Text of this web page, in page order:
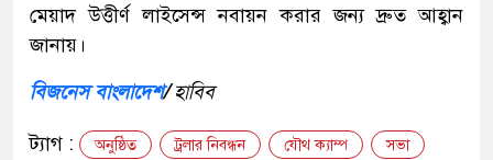
মেয়াদ উত্তীর্ণ লাইসেন্স নবায়ন করার জন্য দ্রুত আহ্বান
জানায়।
বিজনেস বাংলাদেশ/হাবিব
ট্যাগ : অনুষ্ঠিত ট্রলার নিবন্ধন যৌথ ক্যাম্প সভা